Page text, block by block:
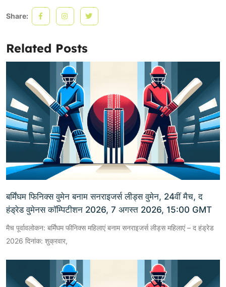
Share:
Related Posts
बर्मिंघम फिनिक्स वुमेन बनाम सनराइजर्स लीड्स वुमेन, 24वीं मैच, द
हंड्रेड वुमेनस कॉम्पिटीशन 2026, 7 अगस्त 2026, 15:00 GMT
मैच पूर्वावलोकन: बर्मिंघम फीनिक्स महिलाएं बनाम सनराइजर्स लीड्स महिलाएं – द हंड्रेड
2026 दिनांक: शुक्रवार,